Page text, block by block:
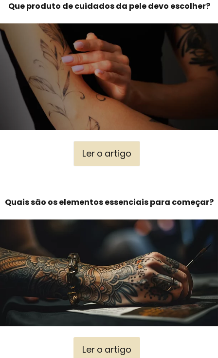
Que produto de cuidados da pele devo escolher?
Ler o artigo
Quais são os elementos essenciais para começar?
Ler o artigo